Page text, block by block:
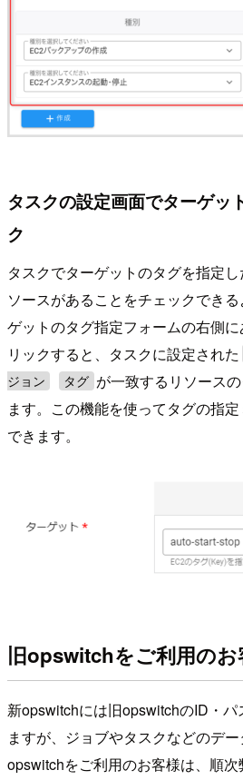
タスクの設定画面でターゲッ
ク
タスクでターゲットのタグを指定
ソースがあることをチェックでき
ゲットのタグ指定フォームの右側に
リックすると、タスクに設定された
ジョン
タグ が一致するリソース
ます。この機能を使ってタグの指
できます。
旧opswitchをご利用のお
新opswitchには旧opswitchのID・パ
ますが、ジョブやタスクなどのデ
opswitchをご利用のお客様は、順